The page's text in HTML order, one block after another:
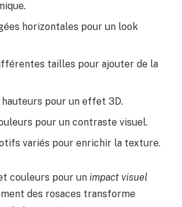
horizontales pour un look
tailles pour ajouter de la
hauteurs pour un effet 3D.
pour un contraste visuel.
variés pour enrichir la texture.
couleurs pour un impact visuel
des rosaces transforme